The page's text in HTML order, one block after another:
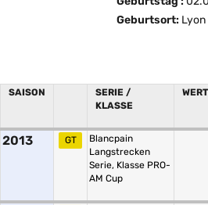
Geburtsort: Lyon
SAISON
SERIE /
KLASSE
2013 GT
Blancpain
Langstrecken
Serie, Klasse PRO-
AM Cup